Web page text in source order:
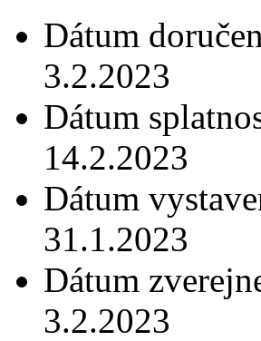
Dátum
3.2.2023
Dátum
14.2.2023
Dátum
31.1.2023
Dátum
3.2.2023